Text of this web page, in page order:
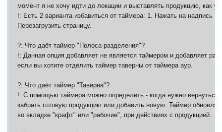
момент я не хочу идти до локации и выставлять продукцию, как
!: Есть 2 варианта избавиться от таймера: 1. Нажать на надпись и
Перезагрузить страницу.
?: Что даёт таймер "Полоса разделения"?
!: Данная опция добавляет не является таймером и добавляет
если вы хотите отделить таймер таверны от таймера аур.
?: Что даёт таймер "Таверна"?
!: С помощью таймера можно определить - когда нужно вернуться
забрать готовую продукцию или добавить новую. Таймер
во вкладке "крафт" или "рабочие", при действиях с продукцией.